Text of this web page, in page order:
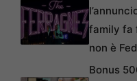
family fa
non è
Bonus